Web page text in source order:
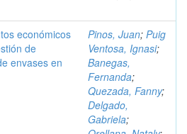
económicos
de
envases en
Pinos, Juan; Puig
Ventosa, Ignasi;
Banegas,
Fernanda;
Quezada, Fanny;
Delgado,
Gabriela;